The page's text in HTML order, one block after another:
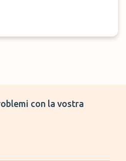
con la vostra